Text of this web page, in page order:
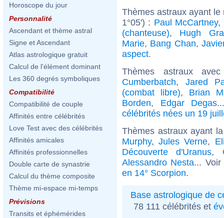
Horoscope du jour
Personnalité
Ascendant et thème astral
Signe et Ascendant
Atlas astrologique gratuit
Calcul de l'élément dominant
Les 360 degrés symboliques
Compatibilité
Compatibilité de couple
Affinités entre célébrités
Love Test avec des célébrités
Affinités amicales
Affinités professionnelles
Double carte de synastrie
Calcul du thème composite
Thème mi-espace mi-temps
Prévisions
Transits et éphémérides
Thèmes astraux ayant
1°05') : Paul McCartney,
(chanteuse), Hugh
Marie, Bang Chan,
aspect.
Thèmes astraux
Cumberbatch, Jared
(combat libre), Brian
Borden, Edgar Degas
célébrités nées un 19
Thèmes astraux ayant
Murphy,Jules Verne,
Découverte d'Uranus,
Alessandro Nesta...
en 14° Scorpion.
Base astrologique de
78 111 célébrités et